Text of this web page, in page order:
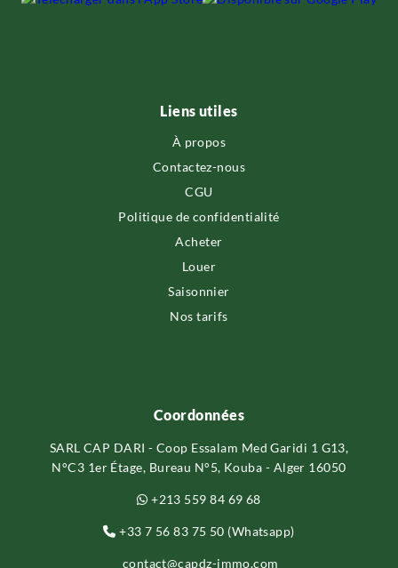
Liens utiles
À propos
Contactez-nous
CGU
Politique de confidentialité
Acheter
Louer
Saisonnier
Nos tarifs
Coordonnées
SARL CAP DARI - Coop Essalam Med Garidi 1 G13,
N°C3 1er Étage, Bureau N°5, Kouba - Alger 16050
+213 559 84 69 68
+33 7 56 83 75 50 (Whatsapp)
contact@capdz-immo.com